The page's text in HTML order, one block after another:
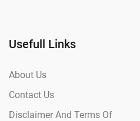
Usefull Links
About Us
Contact Us
Disclaimer And Terms Of